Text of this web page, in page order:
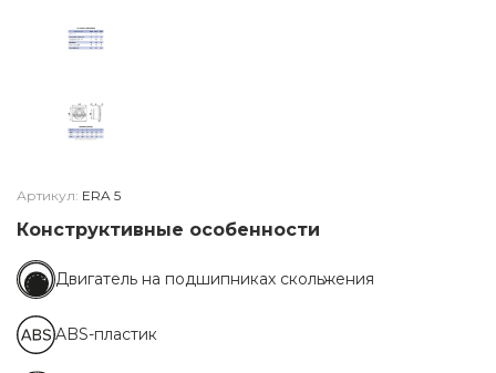
Артикул: ERA 5
Конструктивные особенности
Двигатель на подшипниках скольжения
ABS-пластик